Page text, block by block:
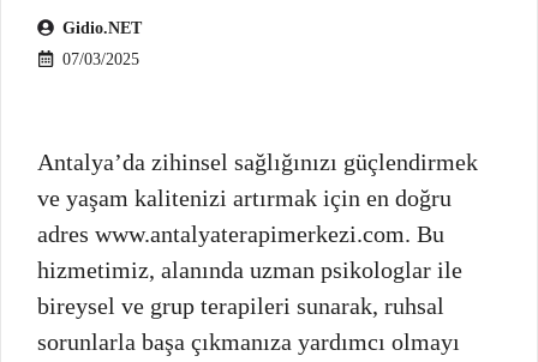
Gidio.NET
07/03/2025
Antalya’da zihinsel sağlığınızı güçlendirmek
ve yaşam kalitenizi artırmak için en doğru
adres www.antalyaterapimerkezi.com. Bu
hizmetimiz, alanında uzman psikologlar ile
bireysel ve grup terapileri sunarak, ruhsal
sorunlarla başa çıkmanıza yardımcı olmayı